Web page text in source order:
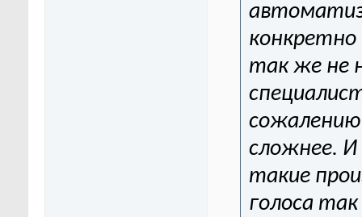
конкретно
так же не
сожалению
сложнее.
такие
голоса